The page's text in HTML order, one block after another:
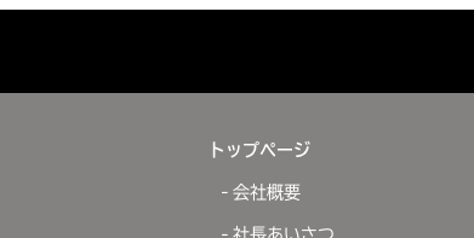
トップページ
会社概要
社長あいさつ